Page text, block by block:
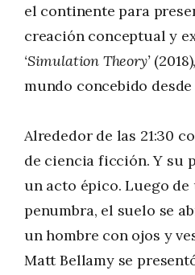
el continente para
creación conceptual y
‘Simulation Theory’
mundo concebido
Alrededor de las 21:30
de ciencia ficción. Y su
un acto épico. Luego de
penumbra, el suelo se
un hombre con ojos y
Matt Bellamy se